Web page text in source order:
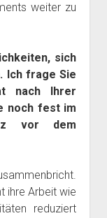
weiter zu
sich
Ich frage Sie
nach Ihrer
noch fest im
vor dem
ihre Arbeit wie
reduziert